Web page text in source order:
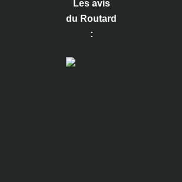
Les avis
du Routard
: